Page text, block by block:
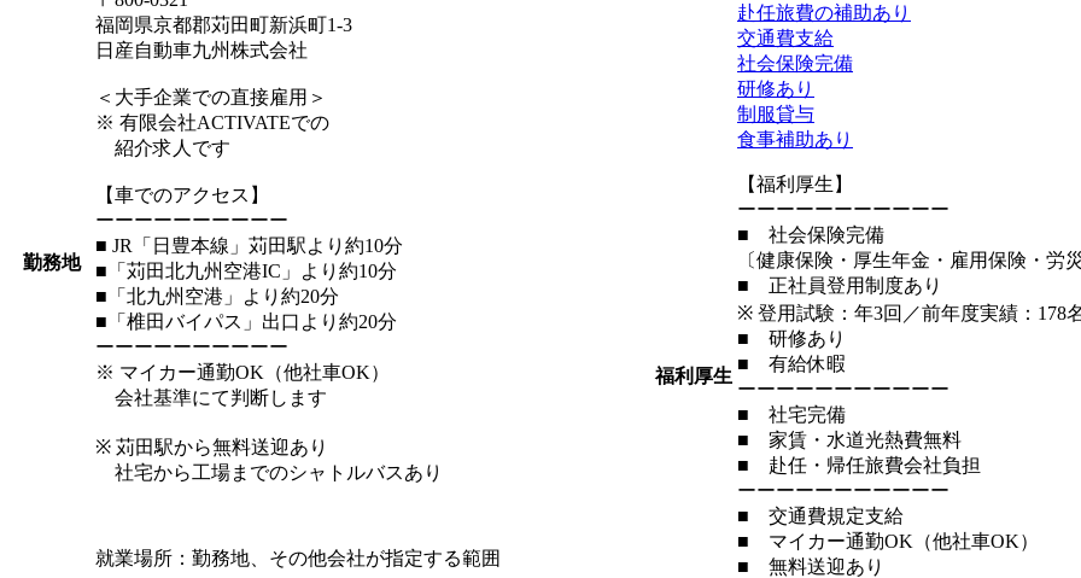
勤務地
福岡県京都郡苅田町新浜町1-3
日産自動車九州株式会社
＜大手企業での直接雇用＞
※ 有限会社ACTIVATEでの
紹介求人です
【車でのアクセス】
ーーーーーーーーーー
■ JR「日豊本線」苅田駅より約10分
■「苅田北九州空港IC」より約10分
■「北九州空港」より約20分
■「椎田バイパス」出口より約20分
ーーーーーーーーーー
※ マイカー通勤OK（他社車OK）
会社基準にて判断します
※ 苅田駅から無料送迎あり
社宅から工場までのシャトルバスあり
就業場所：勤務地、その他会社が指定する範囲
福利厚生
赴任旅費の補助あり
交通費支給
社会保険完備
研修あり
制服貸与
食事補助あり
【福利厚生】
ーーーーーーーーーーー
■ 社会保険完備
〔健康保険・厚生年金・雇用保険・労
■ 正社員登用制度あり
※ 登用試験：年3回／前年度実績：178
■ 研修あり
■ 有給休暇
ーーーーーーーーーーー
■ 社宅完備
■ 家賃・水道光熱費無料
■ 赴任・帰任旅費会社負担
ーーーーーーーーーーー
■ 交通費規定支給
■ マイカー通勤OK（他社車OK）
■ 無料送迎あり